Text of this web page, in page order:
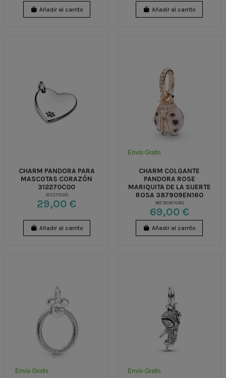
Añadir al carrito Añadir al carrito
CHARM PANDORA PARA
MASCOTAS CORAZÓN
312270C00
312270C00
29,00 €
Añadir al carrito
Envío Gratis
CHARM COLGANTE
PANDORA ROSE
MARIQUITA DE LA SUERTE
ROSA 387909EN160
387909EN160
69,00 €
Añadir al carrito
Envío Gratis Envío Gratis